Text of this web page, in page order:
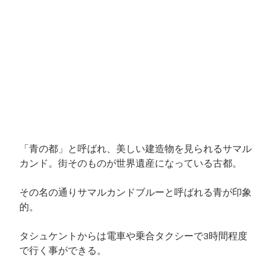
「青の都」と呼ばれ、美しい建造物を見られるサマル
カンド。街そのものが世界遺産になっている古都。
その名の通りサマルカンドブルーと呼ばれる青が印象
的。
タシュケントからは電車や乗合タクシーで3時間程度
で行く事ができる。